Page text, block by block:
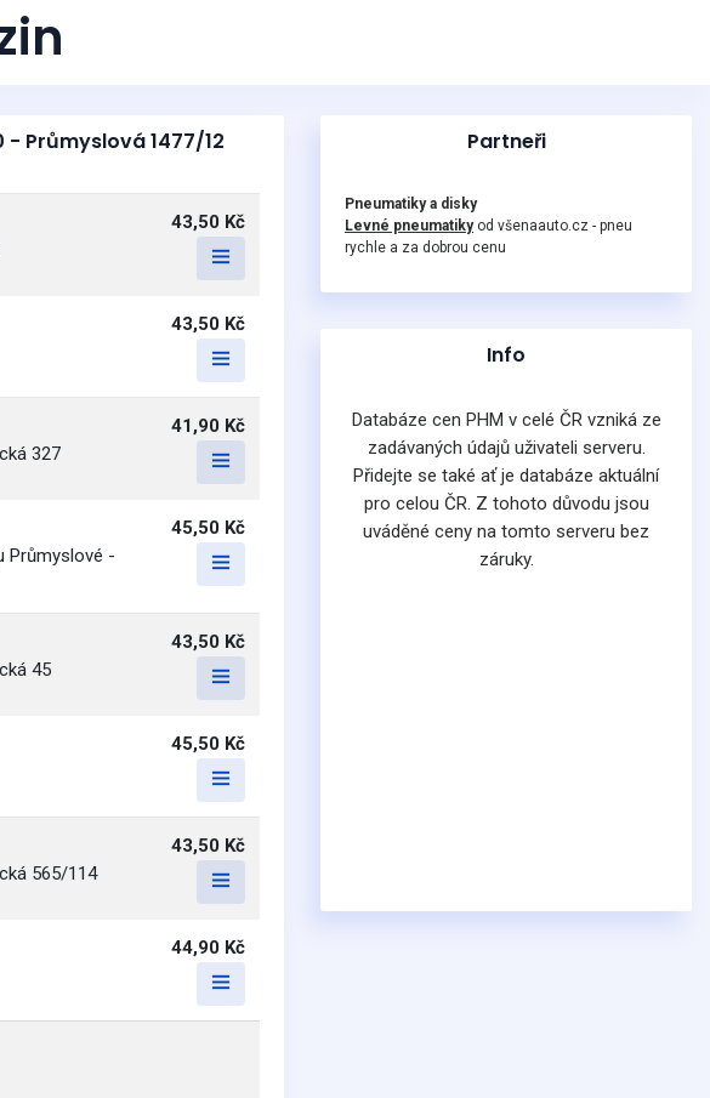
Průmyslová 1477/12
43,50 Kč
43,50 Kč
327
41,90 Kč
Průmyslové -
45,50 Kč
45
43,50 Kč
45,50 Kč
565/114
43,50 Kč
44,90 Kč
Partneři
Pneumatiky a disky
Levné pneumatikyod všenaauto.cz - pneu
rychle a za dobrou cenu
Info
Databáze cen PHM v celé ČR vzniká ze
zadávaných údajů uživateli serveru.
Přidejte se také ať je databáze aktuální
pro celou ČR. Z tohoto důvodu jsou
uváděné ceny na tomto serveru bez
záruky.